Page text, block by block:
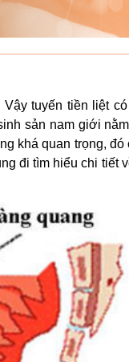
tuyến tiền liệt
sản nam giới
khá quan trọng,
đi tìm hiểu chi tiết